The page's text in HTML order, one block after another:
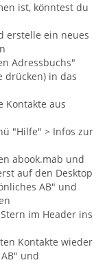
ist, könntest du
erstelle ein neues
Adressbuchs"
drücken) in das
Kontakte aus
"Hilfe" > Infos zur
abook.mab und
auf den Desktop
AB" und
im Header ins
Kontakte wieder
und